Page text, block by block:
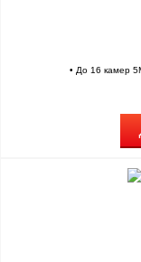
• До 16 камер